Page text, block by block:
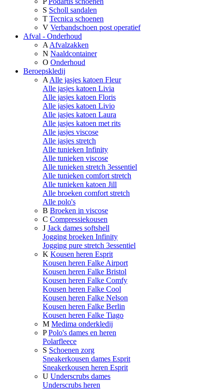
S Scholl sandalen
T Tecnica schoenen
V Verbandschoen post operatief
Afval - Onderhoud
A Afvalzakken
N Naaldcontainer
O Onderhoud
Beroepskledij
A Alle jasjes katoen Fleur
Alle jasjes katoen Livia
Alle jasjes katoen Floris
Alle jasjes katoen Livio
Alle jasjes katoen Laura
Alle jasjes katoen met rits
Alle jasjes viscose
Alle jasjes stretch
Alle tunieken Infinity
Alle tunieken viscose
Alle tunieken stretch 3essentiel
Alle tunieken comfort stretch
Alle tunieken katoen Jill
Alle broeken comfort stretch
Alle polo's
B Broeken in viscose
C Compressiekousen
J Jack dames softshell
Jogging broeken Infinity
Jogging pure stretch 3essentiel
K Kousen heren Esprit
Kousen heren Falke Airport
Kousen heren Falke Bristol
Kousen heren Falke Comfy
Kousen heren Falke Cool
Kousen heren Falke Nelson
Kousen heren Falke Berlin
Kousen heren Falke Tiago
M Medima onderkledij
P Polo's dames en heren
Polarfleece
S Schoenen zorg
Sneakerkousen dames Esprit
Sneakerkousen heren Esprit
U Underscrubs dames
Underscrubs heren